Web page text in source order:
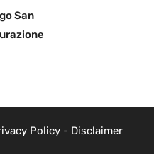
San
Policy- Disclaimer